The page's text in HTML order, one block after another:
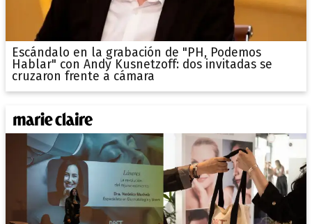
Escándalo en la grabación de "PH, Podemos
Hablar" con Andy Kusnetzoff: dos invitadas se
cruzaron frente a cámara